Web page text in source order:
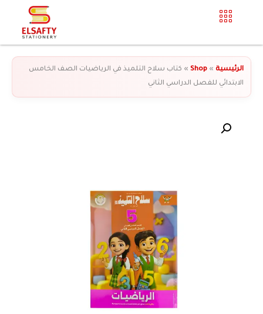
الرئيسية »
Shop
» كتاب سلاح التلميذ في الرياضيات الصف الخامس
الابتدائي للفصل الدراسي الثاني